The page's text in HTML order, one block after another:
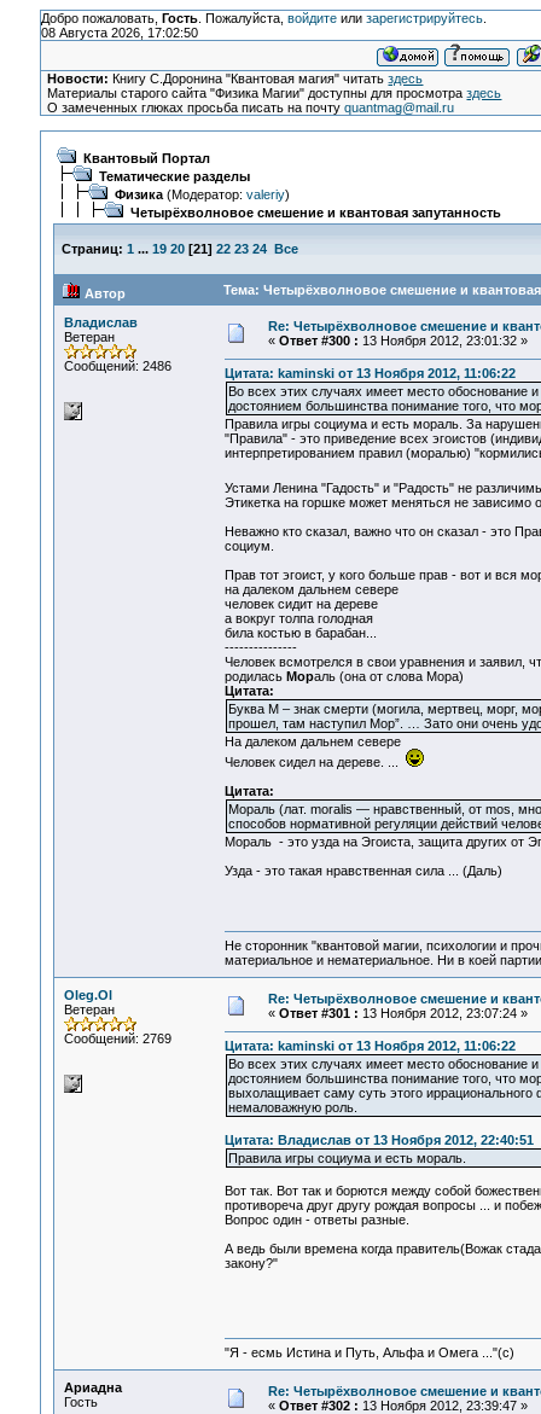
Добро пожаловать, Гость. Пожалуйста, войдитеили зарегистрируйтесь.
08 Августа 2026, 17:02:50
Новости: Книгу С.Доронина "Квантовая магия" читатьздесь
Материалы старого сайта "Физика Магии" доступны для просмотраздесь
О замеченных глюках просьба писать на почтуquantmag@mail.ru
Квантовый Портал
Тематические разделы
Физика(Модератор: valeriy)
Четырёхволновое смешение и квантовая запутанность
Страниц: 1 ... 19 20[21] 22 23 24 Все
Автор Тема: Четырёхволновое смешение и
Владислав
Ветеран
Сообщений: 2486
Re: Четырёхволновое смешение и
« Ответ #300 : 13 Ноября 2012, 23:01:32 »
Цитата: kaminski от 13 Ноября 2012, 11:06:22
Во всех этих случаях имеет место обоснование
достоянием большинства понимание того, что
Правила игры социума и есть мораль. За
"Правила" - это приведение всех эгоистов
интерпретированием правил (моралью)
Устами Ленина "Гадость" и "Радость" не
Этикетка на горшке может меняться не зависимо
Неважно кто сказал, важно что он сказал - это
социум.
Прав тот эгоист, у кого больше прав - вот и вся
на далеком дальнем севере
человек сидит на дереве
а вокруг толпа голодная
била костью в барабан...
---------------
Человек всмотрелся в свои уравнения и заявил,
родилась Мораль (она от слова Мора)
Цитата:
Буква М – знак смерти (могила, мертвец, морг,
прошел, там наступил Мор”. … Зато они очень
На далеком дальнем севере
Человек сидел на дереве. ...
Цитата:
Мораль (лат. moralis — нравственный, от mos,
способов нормативной регуляции действий
Мораль - это узда на Эгоиста, защита других от
Узда - это такая нравственная сила ... (Даль)
Не сторонник "квантовой магии, психологии и
материальное и нематериальное. Ни в коей
Oleg.Ol
Ветеран
Сообщений: 2769
Re: Четырёхволновое смешение и
« Ответ #301 : 13 Ноября 2012, 23:07:24 »
Цитата: kaminski от 13 Ноября 2012, 11:06:22
Во всех этих случаях имеет место обоснование
достоянием большинства понимание того, что
выхолащивает саму суть этого
немаловажную роль.
Цитата: Владислав от 13 Ноября 2012, 22:40:51
Правила игры социума и есть мораль.
Вот так. Вот так и борются между собой
противореча друг другу рождая вопросы ... и
Вопрос один - ответы разные.
А ведь были времена когда правитель(Вожак
закону?"
"Я - есмь Истина и Путь, Альфа и Омега ..."(с)
Ариадна
Гость
Re: Четырёхволновое смешение и
« Ответ #302 : 13 Ноября 2012, 23:39:47 »